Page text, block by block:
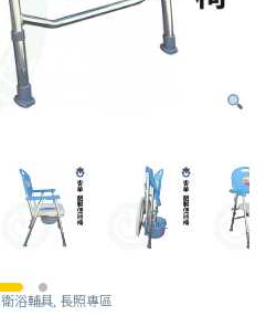
衛浴輔具, 長照專區